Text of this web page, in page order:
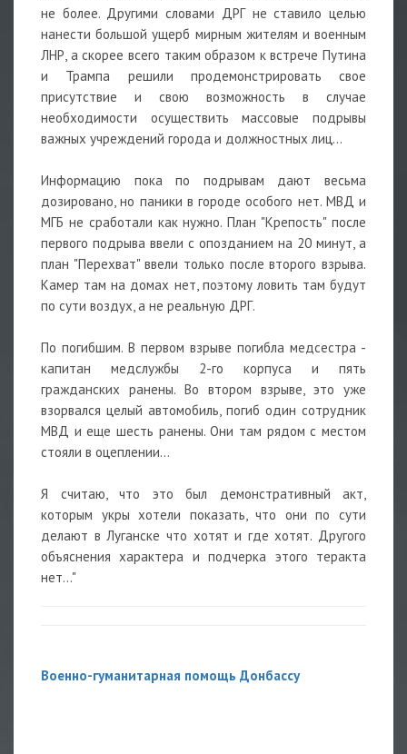
не более. Другими словами ДРГ не ставило целью
нанести большой ущерб мирным жителям и военным
ЛНР, а скорее всего таким образом к встрече Путина
и Трампа решили продемонстрировать свое
присутствие и свою возможность в случае
необходимости осуществить массовые подрывы
важных учреждений города и должностных лиц...
Информацию пока по подрывам дают весьма
дозировано, но паники в городе особого нет. МВД и
МГБ не сработали как нужно. План "Крепость" после
первого подрыва ввели с опозданием на 20 минут, а
план "Перехват" ввели только после второго взрыва.
Камер там на домах нет, поэтому ловить там будут
по сути воздух, а не реальную ДРГ.
По погибшим. В первом взрыве погибла медсестра -
капитан медслужбы 2-го корпуса и пять
гражданских ранены. Во втором взрыве, это уже
взорвался целый автомобиль, погиб один сотрудник
МВД и еще шесть ранены. Они там рядом с местом
стояли в оцеплении...
Я считаю, что это был демонстративный акт,
которым укры хотели показать, что они по сути
делают в Луганске что хотят и где хотят. Другого
объяснения характера и подчерка этого теракта
нет..."
Военно-гуманитарная помощь Донбассу